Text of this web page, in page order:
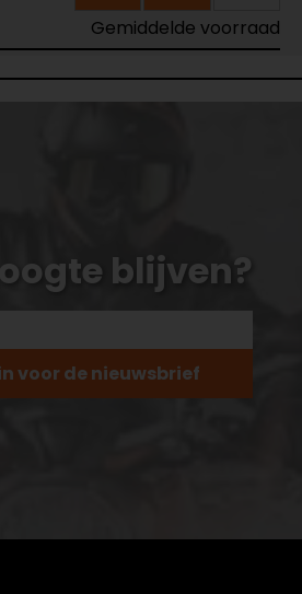
Gemiddelde voorraad
blijven?
voor de nieuwsbrief